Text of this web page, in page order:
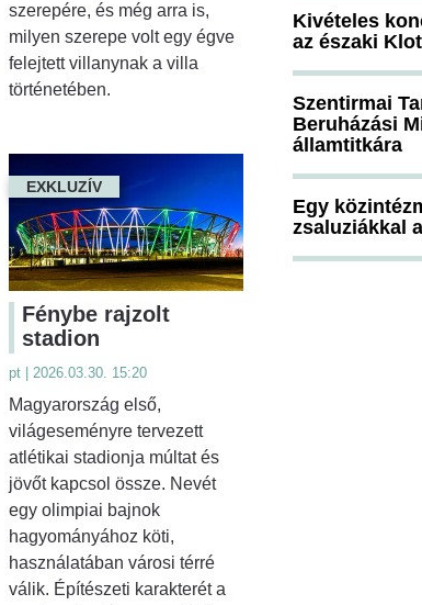
szerepére, és még arra is,
milyen szerepe volt egy égve
felejtett villanynak a villa
történetében.
EXKLUZÍV
Fénybe rajzolt
stadion
pt | 2026.03.30. 15:20
Magyarország első,
világeseményre tervezett
atlétikai stadionja múltat és
jövőt kapcsol össze. Nevét
egy olimpiai bajnok
hagyományához köti,
használatában városi térré
válik. Építészeti karakterét a
Kivételes
az északi
Szentirmai
Beruházási
államtitkára
Egy
zsaluziákkal